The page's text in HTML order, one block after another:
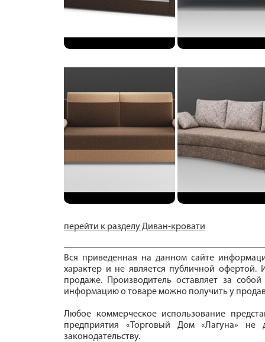
перейти к разделу Диван-кровати
Вся приведенная на данном сайте
характер и не является публичной офертой.
продаже. Производитель оставляет за
информацию о товаре можно получить у
Любое коммерческое использование
предприятия «Торговый Дом «Лагуна» не
законодательству.